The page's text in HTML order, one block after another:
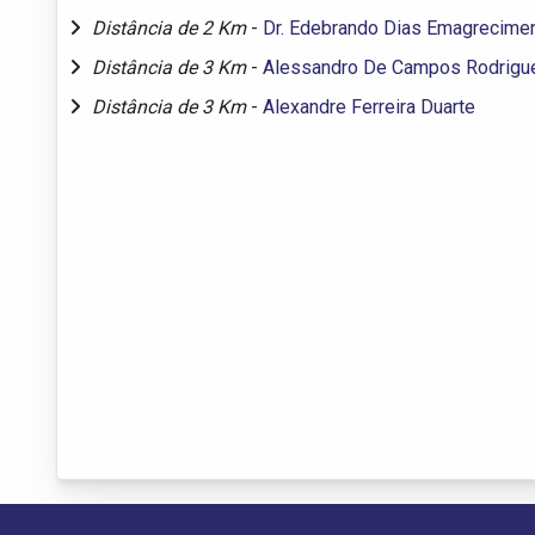
Distância de 2 Km - Dr. Edebrando Dias
Distância de 3 Km - Alessandro De Campos
Distância de 3 Km - Alexandre Ferreira Duarte